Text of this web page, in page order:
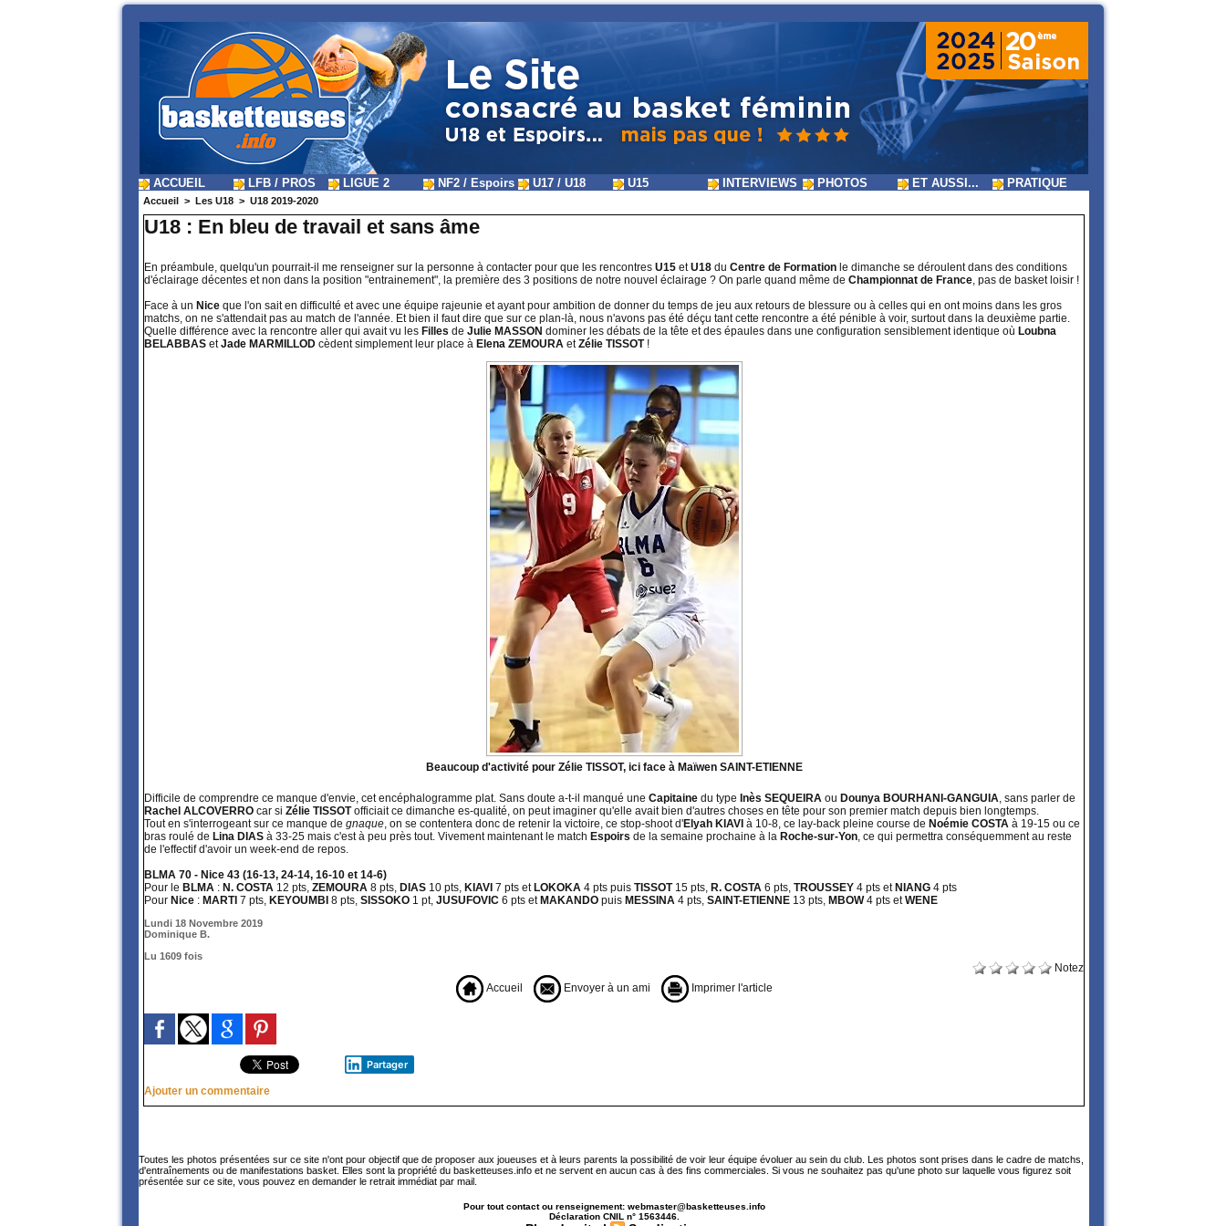
ACCUEIL LFB / PROS LIGUE 2 NF2 / Espoirs U17 / U18 U15 INTERVIEWS PHOTOS ET AUSSI... PRATIQUE
Accueil > Les U18 > U18 2019-2020
U18 : En bleu de travail et sans âme
En préambule, quelqu'un pourrait-il me renseigner sur la personne à contacter pour que les rencontres U15 etU18 du Centre de Formation le dimanche se déroulent dans des conditions
d'éclairage décentes et non dans la position "entrainement", la première des 3 positions de notre nouvel éclairage ? On parle quand même de Championnat de France, pas de basket loisir !
Face à un Nice que l'on sait en difficulté et avec une équipe rajeunie et ayant pour ambition de donner du temps de jeu aux retours de blessure ou à celles qui en ont moins dans les gros
matchs, on ne s'attendait pas au match de l'année. Et bien il faut dire que sur ce plan-là, nous n'avons pas été déçu tant cette rencontre a été pénible à voir, surtout dans la deuxième partie.
Quelle différence avec la rencontre aller qui avait vu les Filles de Julie MASSON dominer les débats de la tête et des épaules dans une configuration sensiblement identique où Loubna
BELABBAS etJade MARMILLOD cèdent simplement leur place à Elena ZEMOURA etZélie TISSOT!
Beaucoup d'activité pour Zélie TISSOT, ici face à Maïwen SAINT-ETIENNE
Difficile de comprendre ce manque d'envie, cet encéphalogramme plat. Sans doute a-t-il manqué une Capitaine du type Inès SEQUEIRA ou Dounya BOURHANI-GANGUIA, sans parler de
Rachel ALCOVERRO car si Zélie TISSOTofficiait ce dimanche es-qualité, on peut imaginer qu'elle avait bien d'autres choses en tête pour son premier match depuis bien longtemps.
Tout en s'interrogeant sur ce manque de gnaque, on se contentera donc de retenir la victoire, ce stop-shoot d'Elyah KIAVI à 10-8, ce lay-back pleine course de Noémie COSTA à 19-15 ou ce
bras roulé de Lina DIAS à 33-25 mais c'est à peu près tout. Vivement maintenant le match Espoirs de la semaine prochaine à la Roche-sur-Yon, ce qui permettra conséquemment au reste
de l'effectif d'avoir un week-end de repos.
BLMA 70 - Nice 43 (16-13, 24-14, 16-10 et 14-6)
Pour le BLMA : N. COSTA 12 pts, ZEMOURA 8 pts, DIAS 10 pts, KIAVI 7 pts et LOKOKA 4 pts puis TISSOT 15 pts, R. COSTA 6 pts, TROUSSEY 4 pts et NIANG 4 pts
Pour Nice : MARTI 7 pts, KEYOUMBI 8 pts, SISSOKO 1 pt, JUSUFOVIC 6 pts et MAKANDO puis MESSINA 4 pts, SAINT-ETIENNE 13 pts, MBOW4 pts etWENE
Lundi 18 Novembre 2019
Dominique B.
Lu 1609 fois
Notez
Accueil
Envoyer à un ami Imprimer l'article
Partager
Ajouter un commentaire
Toutes les photos présentées sur ce site n'ont pour objectif que de proposer aux joueuses et à leurs parents la possibilité de voir leur équipe évoluer au sein du club. Les photos sont prises dans le cadre de matchs,
d'entraînements ou de manifestations basket. Elles sont la propriété du basketteuses.info et ne servent en aucun cas à des fins commerciales. Si vous ne souhaitez pas qu'une photo sur laquelle vous figurez soit
présentée sur ce site, vous pouvez en demander le retrait immédiat par mail.
Pour tout contact ou renseignement: webmaster@basketteuses.info
Déclaration CNIL n° 1563446.